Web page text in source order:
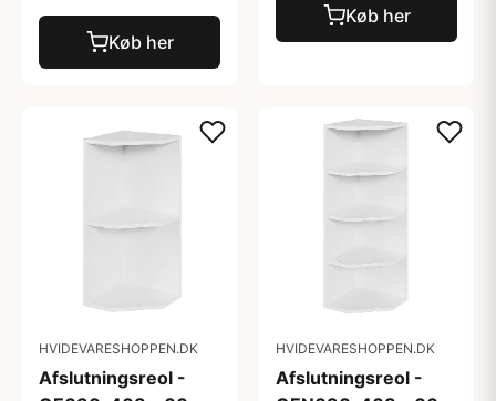
Køb her
Køb her
HVIDEVARESHOPPEN.DK
Afslutningsreol -
HVIDEVARESHOPPEN.DK
Afslutningsreol -